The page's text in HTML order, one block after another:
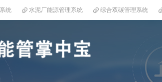
统 水泥厂能源管理系统 综合双碳管理系统